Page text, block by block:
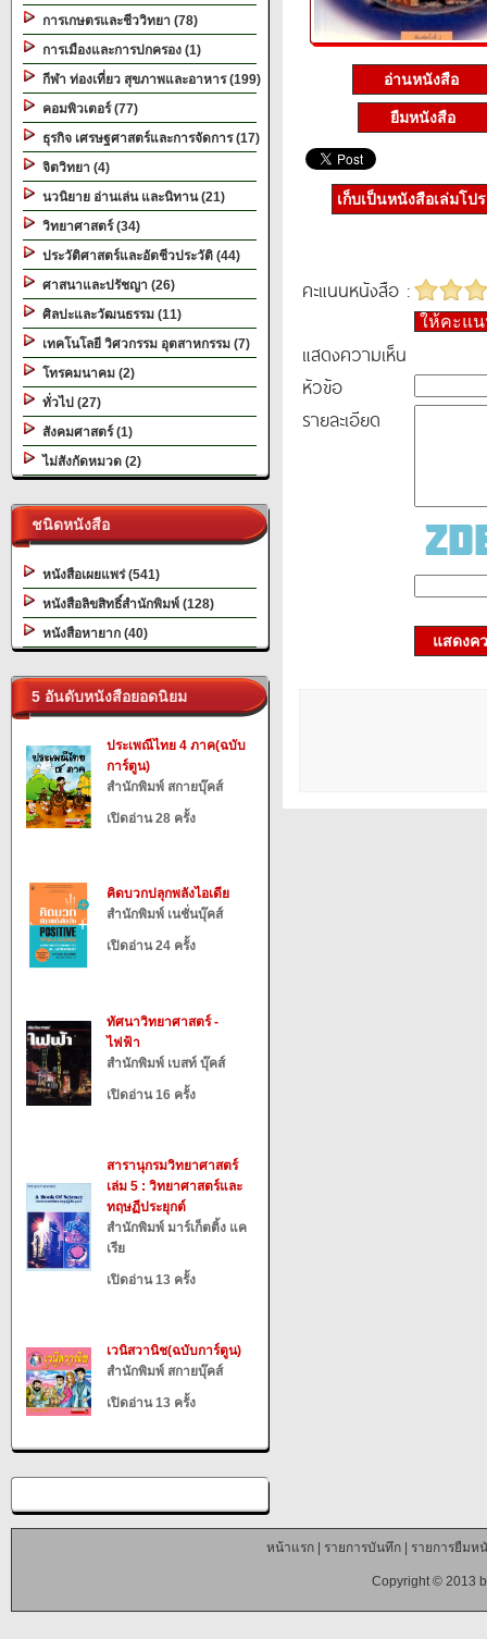
การเกษตรและชีววิทยา (78)
การเมืองและการปกครอง (1)
กีฬา ท่องเที่ยว สุขภาพและอาหาร (199)
คอมพิวเตอร์ (77)
ธุรกิจ เศรษฐศาสตร์และการจัดการ (17)
จิตวิทยา (4)
นวนิยาย อ่านเล่น และนิทาน (21)
วิทยาศาสตร์ (34)
ประวัติศาสตร์และอัตชีวประวัติ (44)
ศาสนาและปรัชญา (26)
ศิลปะและวัฒนธรรม (11)
เทคโนโลยี วิศวกรรม อุตสาหกรรม (7)
โทรคมนาคม (2)
ทั่วไป (27)
สังคมศาสตร์ (1)
ไม่สังกัดหมวด (2)
ชนิดหนังสือ
หนังสือเผยแพร่ (541)
หนังสือลิขสิทธิ์สำนักพิมพ์ (128)
หนังสือหายาก (40)
5 อันดับหนังสือยอดนิยม
ประเพณีไทย 4 ภาค(ฉบับ
การ์ตูน)
สำนักพิมพ์ สกายบุ๊คส์
เปิดอ่าน 28 ครั้ง
คิดบวกปลุกพลังไอเดีย
สำนักพิมพ์ เนชั่นบุ๊คส์
เปิดอ่าน 24 ครั้ง
ทัศนาวิทยาศาสตร์ -
ไฟฟ้า
สำนักพิมพ์ เบสท์ บุ๊คส์
เปิดอ่าน 16 ครั้ง
สารานุกรมวิทยาศาสตร์
เล่ม 5 : วิทยาศาสตร์และ
ทฤษฏีประยุกต์
สำนักพิมพ์ มาร์เก็ตติ้ง แค
เรีย
เปิดอ่าน 13 ครั้ง
เวนิสวานิช(ฉบับการ์ตูน)
สำนักพิมพ์ สกายบุ๊คส์
เปิดอ่าน 13 ครั้ง
อ่านหนังสือ
ยืมหนังสือ
เก็บเป็นหนังสือเล่มโป
คะแนนหนังสือ :
ให้คะแ
แสดงความเห็น
หัวข้อ
รายละเอียด
แสดงค
หน้าแรก| รายการบันทึก| รายการยืมห
Copyright © 2013